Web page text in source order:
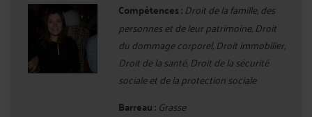
Compétences : Droit de la famille, des
personnes et de leur patrimoine, Droit
du dommage corporel, Droit immobilier,
Droit de la santé, Droit de la sécurité
sociale et de la protection sociale
Barreau : Grasse